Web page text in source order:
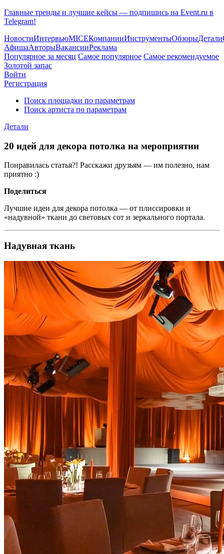
Главные тренды и лучшие кейсы — подпишись на Event.ru в
Telegram!
НовостиИнтервьюMICEКомпанииИнструментыОбзорыДетали
АфишаАвторыВакансииРеклама
Популярное за месяц Самое популярное Самое рекомендуемое
Золотой запас
Войти
Регистрация
Поиск площадки по параметрам
Поиск артиста по параметрам
Детали
20 идей для декора потолка на мероприятии
Понравилась статья?! Расскажи друзьям — им полезно, нам
приятно :)
Поделиться
Лучшие идеи для декора потолка — от плиссировки и
«надувной» ткани до световых сот и зеркального портала.
Надувная ткань